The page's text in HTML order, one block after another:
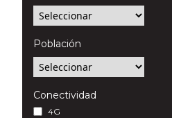
Población
Conectividad
4G